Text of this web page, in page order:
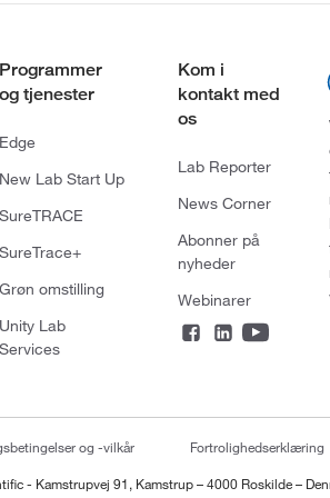
Programmer
og tjenester
Edge
New Lab Start Up
SureTRACE
SureTrace+
Grøn omstilling
Unity Lab
Services
Kom i
kontakt med
os
Lab Reporter
News Corner
Abonner på
nyheder
Webinarer
og -vilkår Fortrolighedserklæring
- Kamstrupvej 91, Kamstrup – 4000 Roskilde –